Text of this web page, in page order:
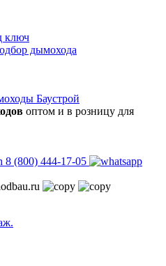
ключ
дымохода
оптом и в розницу для
8 (800) 444-17-05